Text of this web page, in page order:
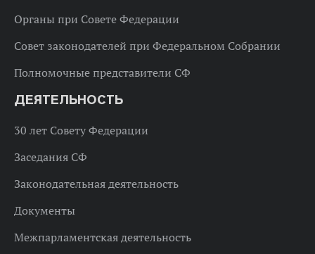
Органы при Совете Федерации
Совет законодателей при Федеральном Собрании
Полномочные представители СФ
ДЕЯТЕЛЬНОСТЬ
30 лет Совету Федерации
Заседания СФ
Законодательная деятельность
Документы
Межпарламентская деятельность